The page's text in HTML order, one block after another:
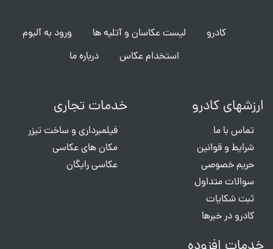
کادرو لیست عکاسان و آتلیه ها
ورود به آلبوم
استخدام عکاس
درباره ما
ارزشهای کادرو
تماس با ما
شرایط و قوانین
حریم خصوصی
سوالات متداول
ثبت شکایات
کادرو در خبرها
خدمات تجاری
فیلمبرداری و ساخت تیزر
مکان های عکاسی
عکاسی رایگان